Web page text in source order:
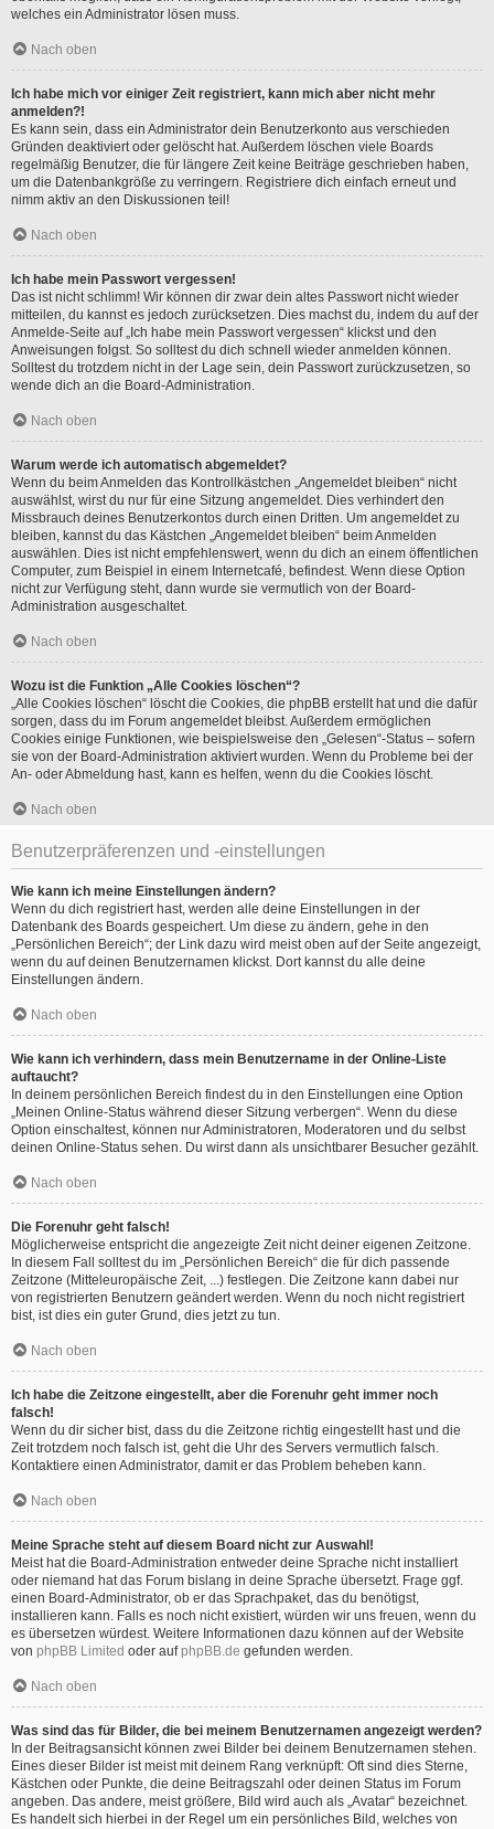
welches ein Administrator lösen muss.
Nach oben
Ich habe mich vor einiger Zeit registriert, kann mich aber nicht mehr
anmelden?!
Es kann sein, dass ein Administrator dein Benutzerkonto aus verschieden
Gründen deaktiviert oder gelöscht hat. Außerdem löschen viele Boards
regelmäßig Benutzer, die für längere Zeit keine Beiträge geschrieben haben,
um die Datenbankgröße zu verringern. Registriere dich einfach erneut und
nimm aktiv an den Diskussionen teil!
Nach oben
Ich habe mein Passwort vergessen!
Das ist nicht schlimm! Wir können dir zwar dein altes Passwort nicht wieder
mitteilen, du kannst es jedoch zurücksetzen. Dies machst du, indem du auf der
Anmelde-Seite auf „Ich habe mein Passwort vergessen“ klickst und den
Anweisungen folgst. So solltest du dich schnell wieder anmelden können.
Solltest du trotzdem nicht in der Lage sein, dein Passwort zurückzusetzen, so
wende dich an die Board-Administration.
Nach oben
Warum werde ich automatisch abgemeldet?
Wenn du beim Anmelden das Kontrollkästchen „Angemeldet bleiben“ nicht
auswählst, wirst du nur für eine Sitzung angemeldet. Dies verhindert den
Missbrauch deines Benutzerkontos durch einen Dritten. Um angemeldet zu
bleiben, kannst du das Kästchen „Angemeldet bleiben“ beim Anmelden
auswählen. Dies ist nicht empfehlenswert, wenn du dich an einem öffentlichen
Computer, zum Beispiel in einem Internetcafé, befindest. Wenn diese Option
nicht zur Verfügung steht, dann wurde sie vermutlich von der Board-
Administration ausgeschaltet.
Nach oben
Wozu ist die Funktion „Alle Cookies löschen“?
„Alle Cookies löschen“ löscht die Cookies, die phpBB erstellt hat und die dafür
sorgen, dass du im Forum angemeldet bleibst. Außerdem ermöglichen
Cookies einige Funktionen, wie beispielsweise den „Gelesen“-Status – sofern
sie von der Board-Administration aktiviert wurden. Wenn du Probleme bei der
An- oder Abmeldung hast, kann es helfen, wenn du die Cookies löscht.
Nach oben
Benutzerpräferenzen und -einstellungen
Wie kann ich meine Einstellungen ändern?
Wenn du dich registriert hast, werden alle deine Einstellungen in der
Datenbank des Boards gespeichert. Um diese zu ändern, gehe in den
„Persönlichen Bereich“; der Link dazu wird meist oben auf der Seite angezeigt,
wenn du auf deinen Benutzernamen klickst. Dort kannst du alle deine
Einstellungen ändern.
Nach oben
Wie kann ich verhindern, dass mein Benutzername in der Online-Liste
auftaucht?
In deinem persönlichen Bereich findest du in den Einstellungen eine Option
„Meinen Online-Status während dieser Sitzung verbergen“. Wenn du diese
Option einschaltest, können nur Administratoren, Moderatoren und du selbst
deinen Online-Status sehen. Du wirst dann als unsichtbarer Besucher gezählt.
Nach oben
Die Forenuhr geht falsch!
Möglicherweise entspricht die angezeigte Zeit nicht deiner eigenen Zeitzone.
In diesem Fall solltest du im „Persönlichen Bereich“ die für dich passende
Zeitzone (Mitteleuropäische Zeit, ...) festlegen. Die Zeitzone kann dabei nur
von registrierten Benutzern geändert werden. Wenn du noch nicht registriert
bist, ist dies ein guter Grund, dies jetzt zu tun.
Nach oben
Ich habe die Zeitzone eingestellt, aber die Forenuhr geht immer noch
falsch!
Wenn du dir sicher bist, dass du die Zeitzone richtig eingestellt hast und die
Zeit trotzdem noch falsch ist, geht die Uhr des Servers vermutlich falsch.
Kontaktiere einen Administrator, damit er das Problem beheben kann.
Nach oben
Meine Sprache steht auf diesem Board nicht zur Auswahl!
Meist hat die Board-Administration entweder deine Sprache nicht installiert
oder niemand hat das Forum bislang in deine Sprache übersetzt. Frage ggf.
einen Board-Administrator, ob er das Sprachpaket, das du benötigst,
installieren kann. Falls es noch nicht existiert, würden wir uns freuen, wenn du
es übersetzen würdest. Weitere Informationen dazu können auf der Website
von phpBB Limited oder aufphpBB.de gefunden werden.
Nach oben
Was sind das für Bilder, die bei meinem Benutzernamen angezeigt werden?
In der Beitragsansicht können zwei Bilder bei deinem Benutzernamen stehen.
Eines dieser Bilder ist meist mit deinem Rang verknüpft: Oft sind dies Sterne,
Kästchen oder Punkte, die deine Beitragszahl oder deinen Status im Forum
angeben. Das andere, meist größere, Bild wird auch als „Avatar“ bezeichnet.
Es handelt sich hierbei in der Regel um ein persönliches Bild, welches von